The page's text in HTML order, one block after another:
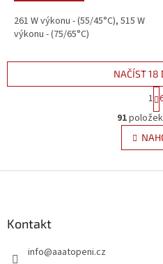
261 W výkonu - (55/45°C), 515 W
výkonu - (75/65°C)
O
v
l
á
NAČÍST 18
S
t
r
á
n
k
v
1
91
Kontakt
info@aaatopeni.cz